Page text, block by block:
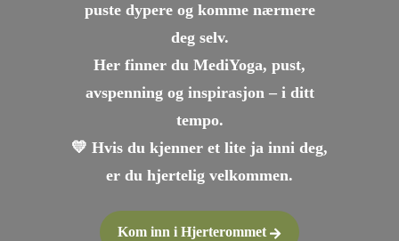
puste dypere og komme nærmere
deg selv.
Her finner du MediYoga, pust,
avspenning og inspirasjon – i ditt
tempo.
💛 Hvis du kjenner et lite ja inni deg,
er du hjertelig velkommen.
Kom inn i Hjerterommet